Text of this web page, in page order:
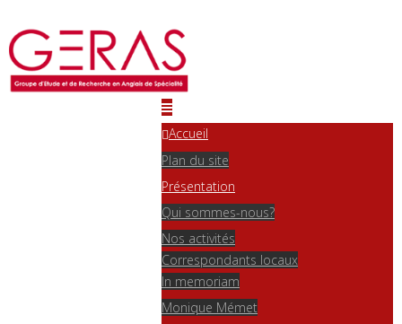
Accueil
Plan du site
Présentation
Qui sommes-nous?
Nos activités
Correspondants locaux
In memoriam
Monique Mémet